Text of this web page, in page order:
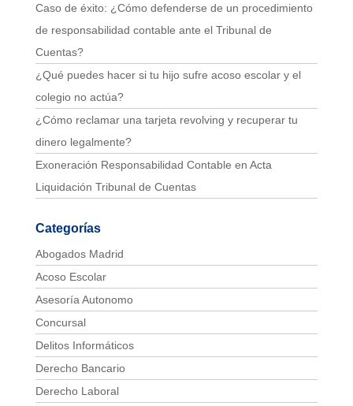
Caso de éxito: ¿Cómo defenderse de un procedimiento
de responsabilidad contable ante el Tribunal de
Cuentas?
¿Qué puedes hacer si tu hijo sufre acoso escolar y el
colegio no actúa?
¿Cómo reclamar una tarjeta revolving y recuperar tu
dinero legalmente?
Exoneración Responsabilidad Contable en Acta
Liquidación Tribunal de Cuentas
Categorías
Abogados Madrid
Acoso Escolar
Asesoría Autonomo
Concursal
Delitos Informáticos
Derecho Bancario
Derecho Laboral